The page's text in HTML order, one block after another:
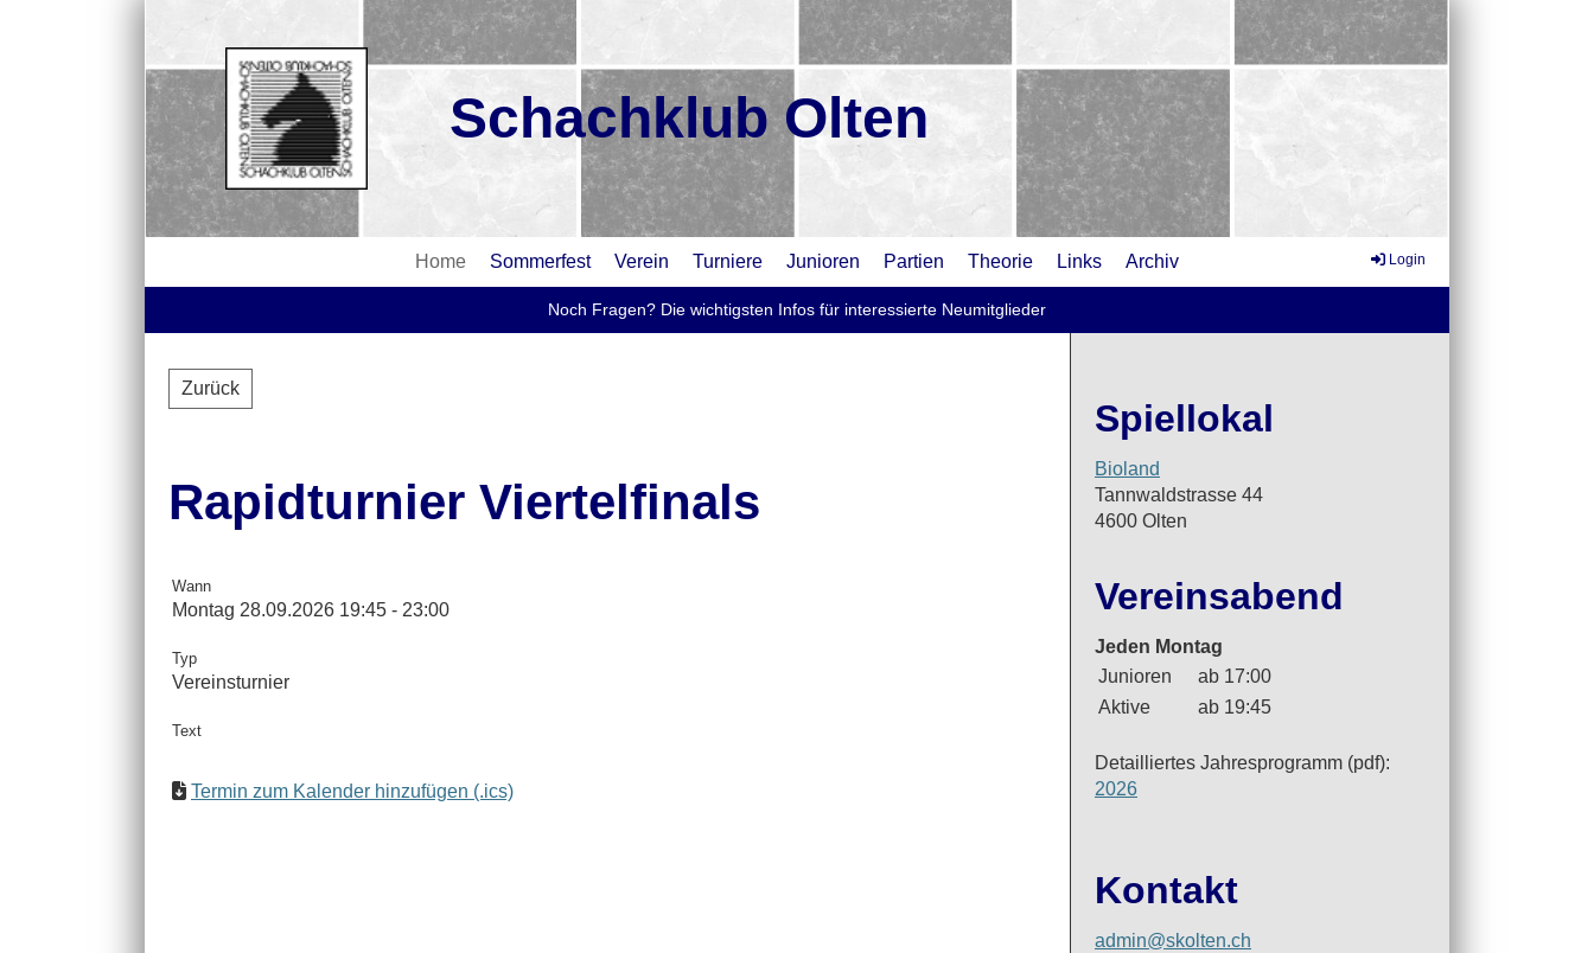
Schachklub Olten
Home Sommerfest Verein Turniere Junioren Partien Theorie Links Archiv Login
Noch Fragen? Die wichtigsten Infos für interessierte Neumitglieder
Zurück
Rapidturnier Viertelfinals
Wann
Montag 28.09.2026 19:45 - 23:00
Typ
Vereinsturnier
Text
Termin zum Kalender hinzufügen (.ics)
Spiellokal
Bioland
Tannwaldstrasse 44
4600 Olten
Vereinsabend
Jeden Montag
Junioren
ab 17:00
Aktive
ab 19:45
Detailliertes Jahresprogramm (pdf):
2026
Kontakt
admin@skolten.ch